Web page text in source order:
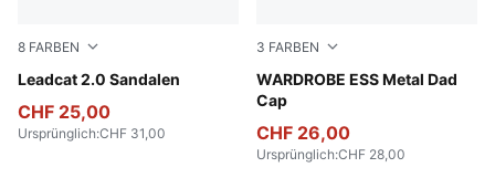
8 FARBEN
Leadcat 2.0 Sandalen
PUMA White-PUMA Black
CHF 25,00
Ursprünglich:CHF 31,00
3 FARBEN
WARDROBE ESS Metal Dad
Cap
Faded Denim
CHF 26,00
Ursprünglich:CHF 28,00